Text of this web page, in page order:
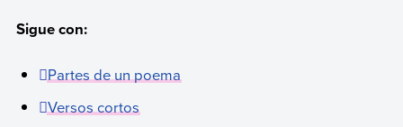
Sigue con:
Partes de un poema
Versos cortos